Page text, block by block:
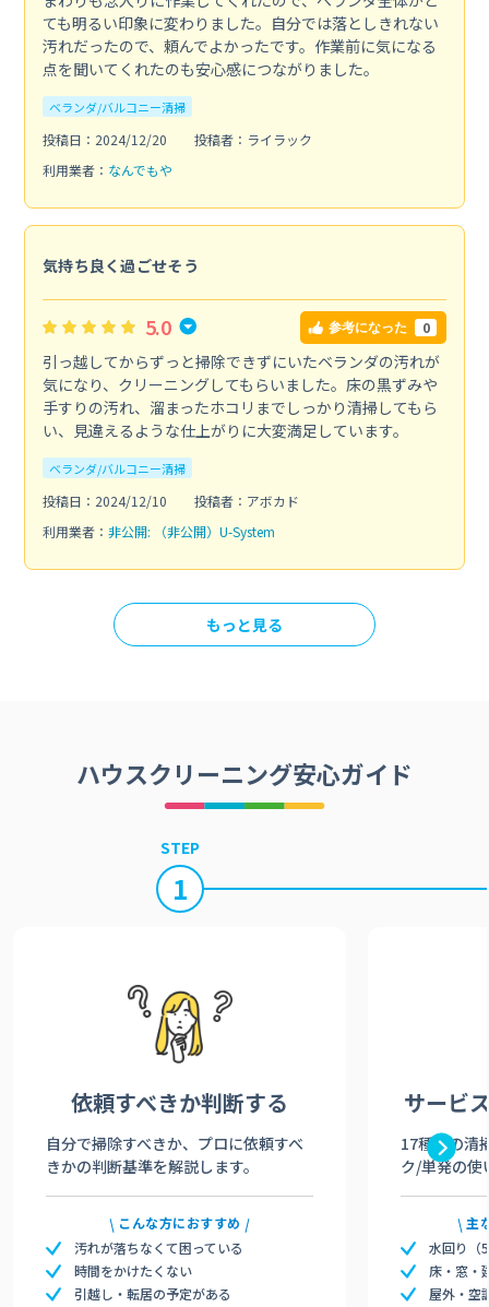
ても明るい印象に変わりました。自分では落としきれない
汚れだったので、頼んでよかったです。作業前に気になる
点を聞いてくれたのも安心感につながりました。
ベランダ/バルコニー清掃
投稿日：2024/12/20
投稿者：ライラック
利用業者： なんでもや
気持ち良く過ごせそう
5.0 参考になった 0
引っ越してからずっと掃除できずにいたベランダの汚れが
気になり、クリーニングしてもらいました。床の黒ずみや
手すりの汚れ、溜まったホコリまでしっかり清掃してもら
い、見違えるような仕上がりに大変満足しています。
ベランダ/バルコニー清掃
投稿日：2024/12/10
投稿者：アボカド
利用業者： 非公開: （非公開）U-System
もっと見る
ハウスクリーニング安心ガイド
STEP
1
依頼すべきか判断する
自分で掃除すべきか、プロに依頼すべ
きかの判断基準を解説します。
こんな方におすすめ
汚れが落ちなくて困っている
時間をかけたくない
引越し・転居の予定がある
サービ
17種類の清
ク/単発の使
主
水回り（
床・窓・
屋外・空